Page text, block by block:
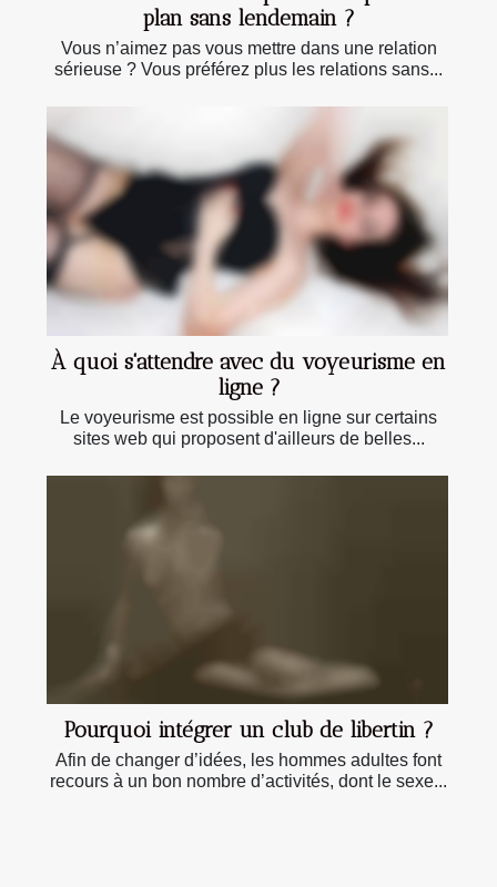
plan sans lendemain ?
Vous n’aimez pas vous mettre dans une relation
sérieuse ? Vous préférez plus les relations sans...
À quoi s'attendre avec du voyeurisme en
ligne ?
Le voyeurisme est possible en ligne sur certains
sites web qui proposent d'ailleurs de belles...
Pourquoi intégrer un club de libertin ?
Afin de changer d’idées, les hommes adultes font
recours à un bon nombre d’activités, dont le sexe...